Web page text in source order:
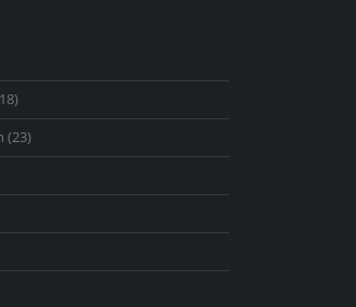
1818
products
2323
products